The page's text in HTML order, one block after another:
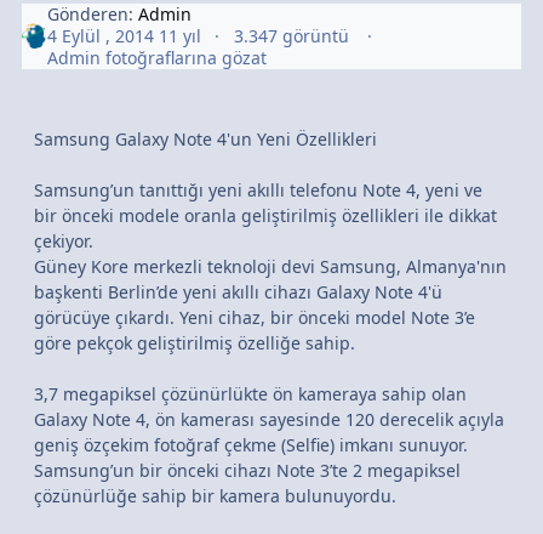
Gönderen:Admin
4 Eylül , 2014 11 yıl
3.347 görüntü
Admin fotoğraflarına gözat
Samsung Galaxy Note 4'un Yeni Özellikleri
Samsung’un tanıttığı yeni akıllı telefonu Note 4, yeni ve
bir önceki modele oranla geliştirilmiş özellikleri ile dikkat
çekiyor.
Güney Kore merkezli teknoloji devi Samsung, Almanya'nın
başkenti Berlin’de yeni akıllı cihazı Galaxy Note 4'ü
görücüye çıkardı. Yeni cihaz, bir önceki model Note 3’e
göre pekçok geliştirilmiş özelliğe sahip.
3,7 megapiksel çözünürlükte ön kameraya sahip olan
Galaxy Note 4, ön kamerası sayesinde 120 derecelik açıyla
geniş özçekim fotoğraf çekme (Selfie) imkanı sunuyor.
Samsung’un bir önceki cihazı Note 3’te 2 megapiksel
çözünürlüğe sahip bir kamera bulunuyordu.